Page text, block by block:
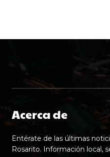
Acerca de
Entérate de las últimas
Rosarito. Información local,